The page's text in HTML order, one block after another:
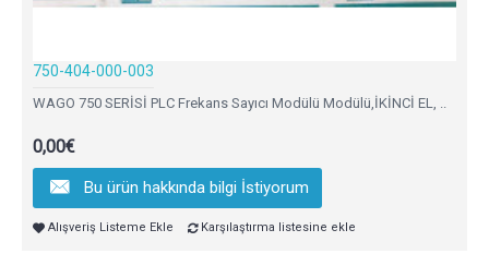
750-404-000-003
WAGO 750 SERİSİ PLC Frekans Sayıcı Modülü Modülü,İKİNCİ EL, ..
0,00€
Bu ürün hakkında bilgi İstiyorum
Alışveriş Listeme Ekle Karşılaştırma listesine ekle